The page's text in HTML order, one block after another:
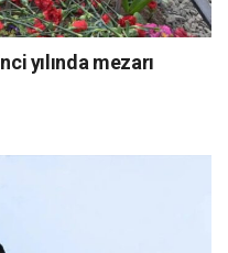
yılında mezarı